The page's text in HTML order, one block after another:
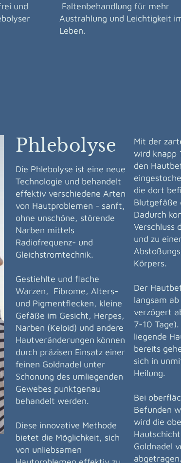
und
Faltenbehandlung für mehr
Austrahlung und Leichtigkeit
Leben.
Phlebolyse
Mit der
wird knapp
den
die dort
Blutgefäße
Dadurch
Verschluss
und zu
Körpers.
Der
langsam
verzögert
7-10
liegende
bereits
sich in
Heilung.
Bei
Befunden
wird die
Goldnadel
Die Phlebolyse ist eine neue
Technologie und behandelt
effektiv verschiedene Arten
von Hautproblemen - sanft,
ohne unschöne, störende
Narben mittels
Radiofrequenz- und
Gleichstromtechnik.
Gestiehlte und flache
Warzen, Fibrome, Alters-
und Pigmentflecken, kleine
Gefäße im Gesicht, Herpes,
Narben (Keloid) und andere
Hautveränderungen können
durch präzisen Einsatz einer
feinen Goldnadel unter
Schonung des umliegenden
Gewebes punktgenau
behandelt werden.
Diese innovative Methode
bietet die Möglichkeit, sich
von unliebsamen